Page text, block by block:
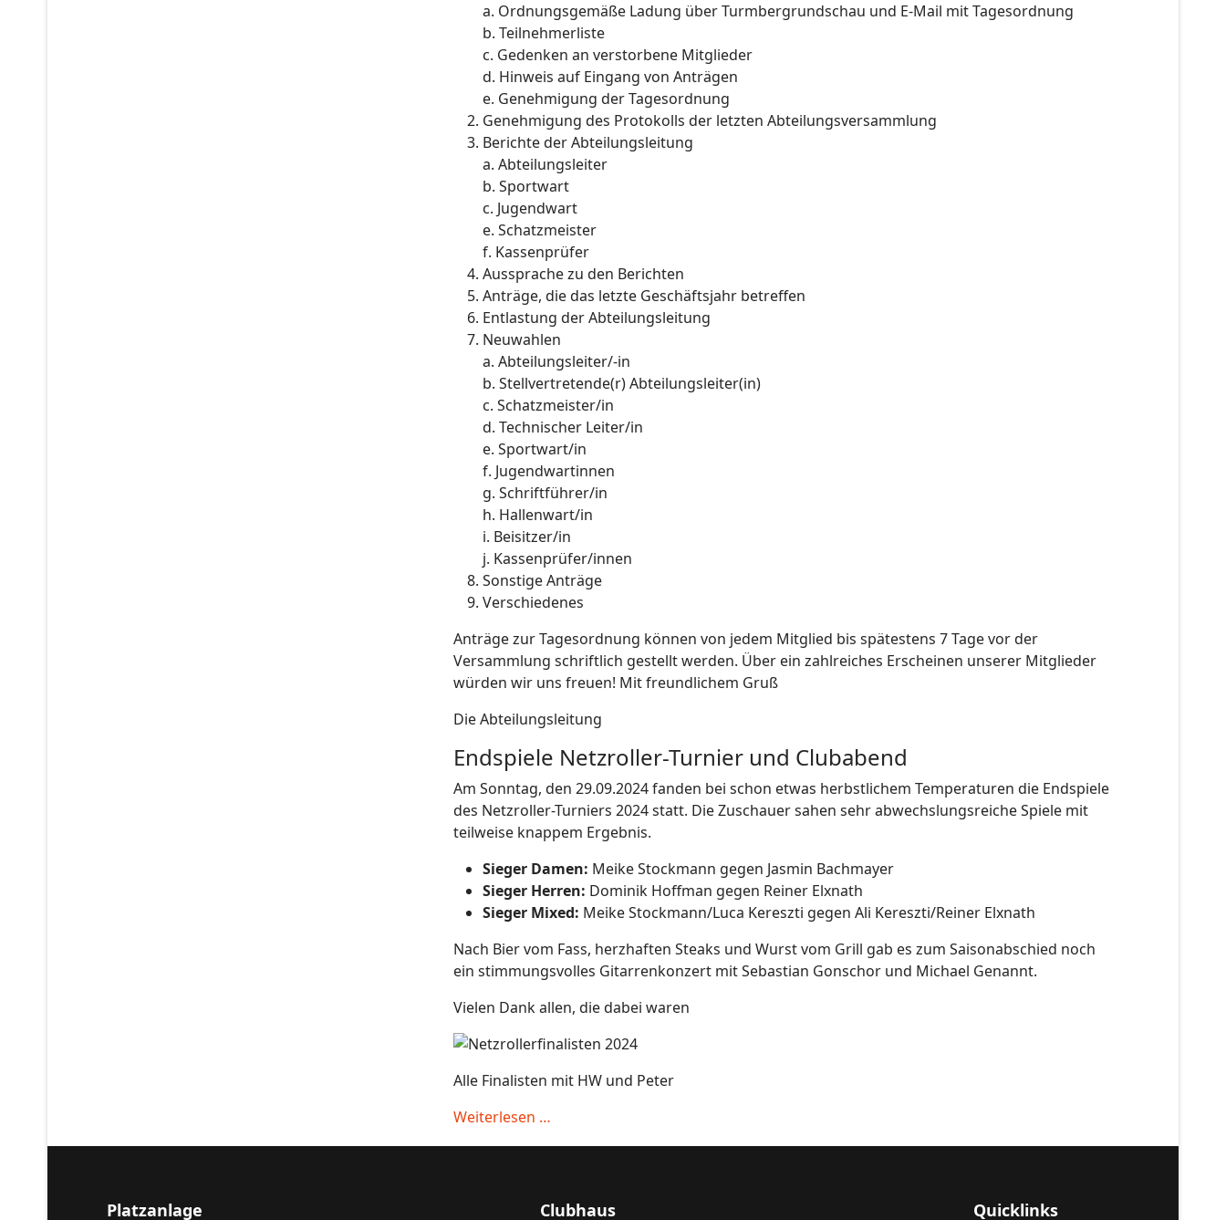
a. Ordnungsgemäße Ladung über Turmbergrundschau und E-Mail mit Tagesordnung
b. Teilnehmerliste
c. Gedenken an verstorbene Mitglieder
d. Hinweis auf Eingang von Anträgen
e. Genehmigung der Tagesordnung
Genehmigung des Protokolls der letzten Abteilungsversammlung
Berichte der Abteilungsleitung
a. Abteilungsleiter
b. Sportwart
c. Jugendwart
e. Schatzmeister
f. Kassenprüfer
Aussprache zu den Berichten
Anträge, die das letzte Geschäftsjahr betreffen
Entlastung der Abteilungsleitung
Neuwahlen
a. Abteilungsleiter/-in
b. Stellvertretende(r) Abteilungsleiter(in)
c. Schatzmeister/in
d. Technischer Leiter/in
e. Sportwart/in
f. Jugendwartinnen
g. Schriftführer/in
h. Hallenwart/in
i. Beisitzer/in
j. Kassenprüfer/innen
Sonstige Anträge
Verschiedenes
Anträge zur Tagesordnung können von jedem Mitglied bis spätestens 7 Tage vor der
Versammlung schriftlich gestellt werden. Über ein zahlreiches Erscheinen unserer Mitglieder
würden wir uns freuen! Mit freundlichem Gruß
Die Abteilungsleitung
Endspiele Netzroller-Turnier und Clubabend
Am Sonntag, den 29.09.2024 fanden bei schon etwas herbstlichem Temperaturen die Endspiele
des Netzroller-Turniers 2024 statt. Die Zuschauer sahen sehr abwechslungsreiche Spiele mit
teilweise knappem Ergebnis.
Sieger Damen: Meike Stockmann gegen Jasmin Bachmayer
Sieger Herren: Dominik Hoffman gegen Reiner Elxnath
Sieger Mixed: Meike Stockmann/Luca Kereszti gegen Ali Kereszti/Reiner Elxnath
Nach Bier vom Fass, herzhaften Steaks und Wurst vom Grill gab es zum Saisonabschied noch
ein stimmungsvolles Gitarrenkonzert mit Sebastian Gonschor und Michael Genannt.
Vielen Dank allen, die dabei waren
Alle Finalisten mit HW und Peter
Weiterlesen …
Platzanlage Clubhaus Quicklinks